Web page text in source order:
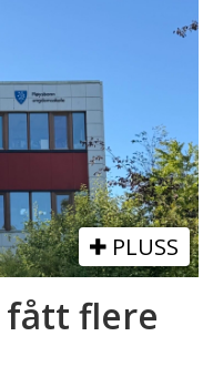
PLUSS
fått flere